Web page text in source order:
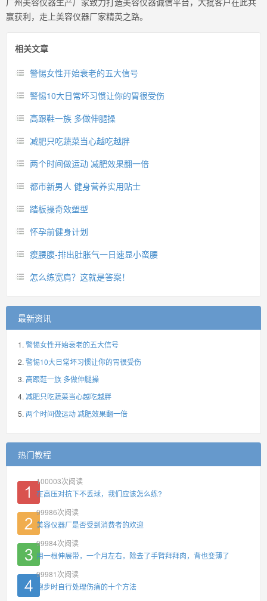
赢获利，走上美容仪器厂家精英之路。
相关文章
警惕女性开始衰老的五大信号
警惕10大日常坏习惯让你的胃很受伤
高跟鞋一族 多做伸腿操
减肥只吃蔬菜当心越吃越胖
两个时间做运动 减肥效果翻一倍
都市新男人 健身营养实用贴士
踏板操奇效塑型
怀孕前健身计划
瘦腰腹-排出肚胀气一日速显小蛮腰
怎么练宽肩？这就是答案！
最新资讯
警惕女性开始衰老的五大信号
警惕10大日常坏习惯让你的胃很受伤
高跟鞋一族 多做伸腿操
减肥只吃蔬菜当心越吃越胖
两个时间做运动 减肥效果翻一倍
热门教程
100003次阅读
在高压对抗下不丢球，我们应该怎么练?
99986次阅读
美容仪器厂是否受到消费者的欢迎
99984次阅读
用一根伸展带，一个月左右，除去了手臂拜拜肉，背也变薄了
99981 次阅读
跑步时自行处理伤痛的十个方法